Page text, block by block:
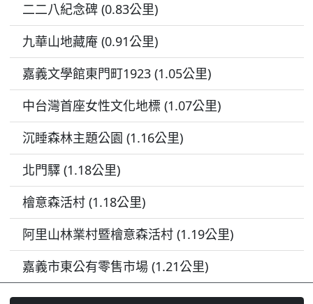
二二八紀念碑 (0.83公里)
九華山地藏庵 (0.91公里)
嘉義文學館東門町1923 (1.05公里)
中台灣首座女性文化地標 (1.07公里)
沉睡森林主題公園 (1.16公里)
北門驛 (1.18公里)
檜意森活村 (1.18公里)
阿里山林業村暨檜意森活村 (1.19公里)
嘉義市東公有零售市場 (1.21公里)